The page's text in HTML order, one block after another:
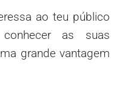
ao teu público
as suas
grande vantagem